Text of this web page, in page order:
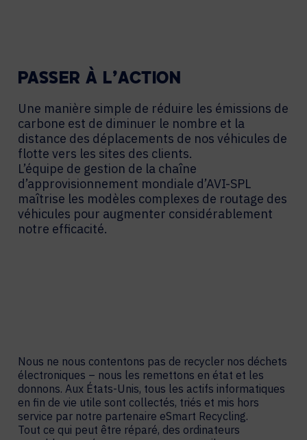
PASSER À L’ACTION
Une manière simple de réduire les émissions de
carbone est de diminuer le nombre et la
distance des déplacements de nos véhicules de
flotte vers les sites des clients.
L’équipe de gestion de la chaîne
d’approvisionnement mondiale d’AVI-SPL
maîtrise les modèles complexes de routage des
véhicules pour augmenter considérablement
notre efficacité.
Nous ne nous contentons pas de recycler nos déchets
électroniques – nous les remettons en état et les
donnons. Aux États-Unis, tous les actifs informatiques
en fin de vie utile sont collectés, triés et mis hors
service par notre partenaire eSmart Recycling.
Tout ce qui peut être réparé, des ordinateurs